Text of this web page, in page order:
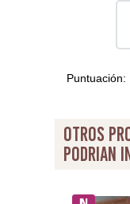
Puntuación:
otros
podrian